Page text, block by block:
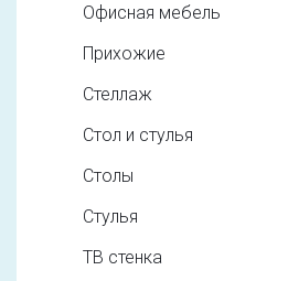
Офисная мебель
Прихожие
Стеллаж
Стол и стулья
Столы
Стулья
ТВ стенка